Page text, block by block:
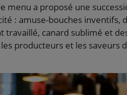
menu a proposé une
: amuse-bouches inventifs,
canard sublimé et
producteurs et les saveurs